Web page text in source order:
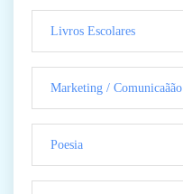
Livros Escolares
Marketing / Comunicaãão
Poesia